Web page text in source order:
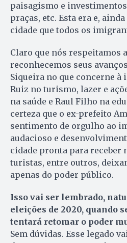
paisagismo e
praças, etc. Esta era e,
cidade que todos os
Claro que nós respeitamos
reconhecemos seus
Siqueira no que concerne
Ruiz no turismo, lazer e
na saúde e Raul Filho na
certeza que o ex-prefeito
sentimento de orgulho ao
audacioso e
cidade pronta para receber
turistas, entre outros,
apenas do poder público.
Isso vai ser lembrado,
eleições de 2020, quando
tentará retomar o poder
Sem dúvidas. Esse legado